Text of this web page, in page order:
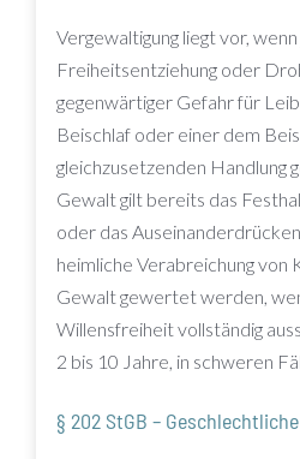
Vergewaltigung liegt vor,
Freiheitsentziehung oder
gegenwärtiger Gefahr für
Beischlaf oder einer dem
gleichzusetzenden Handlung
Gewalt gilt bereits das
oder das
heimliche Verabreichung von
Gewalt gewertet werden,
Willensfreiheit vollständig
2 bis 10 Jahre, in schweren
§ 202 StGB –